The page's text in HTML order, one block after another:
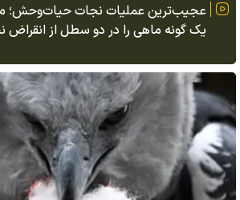
عجیب‌ترین عملیات نجات حیات‌وحش؛
یک گونه ماهی را در دو سطل از انقراض